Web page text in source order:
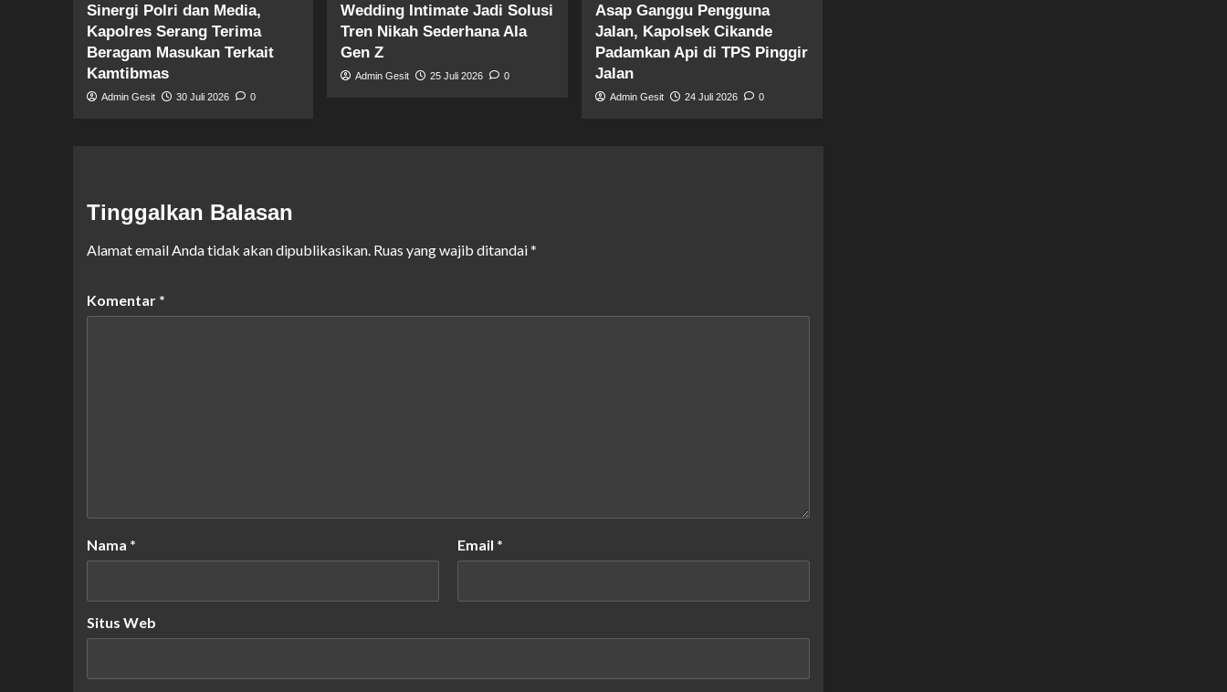
Sinergi Polri dan Media,
Kapolres Serang Terima
Beragam Masukan Terkait
Kamtibmas
Admin Gesit 30 Juli 2026 0
Wedding Intimate Jadi Solusi
Tren Nikah Sederhana Ala
Gen Z
Admin Gesit 25 Juli 2026 0
Asap Ganggu Pengguna
Jalan, Kapolsek Cikande
Padamkan Api di TPS Pinggir
Jalan
Admin Gesit 24 Juli 2026 0
Tinggalkan Balasan
Alamat email Anda tidak akan dipublikasikan. Ruas yang wajib ditandai*
Komentar *
Nama * Email *
Situs Web